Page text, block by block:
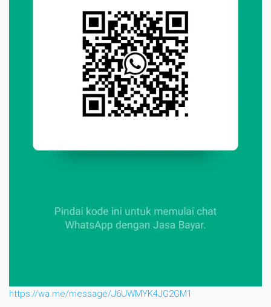
https://wa.me/message/J6UWMYK4JG2GM1